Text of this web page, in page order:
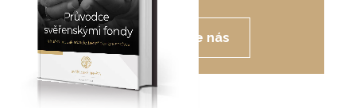
Kontaktujte nás